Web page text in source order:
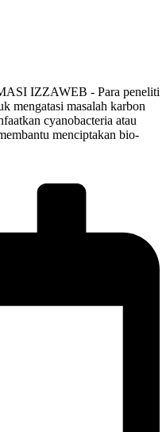
IZZAWEB - Para peneliti
mengatasi masalah karbon
cyanobacteria atau
menciptakan bio-